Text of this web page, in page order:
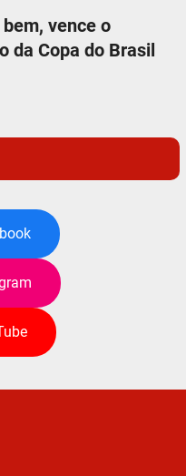
vence o
da Copa do Brasil